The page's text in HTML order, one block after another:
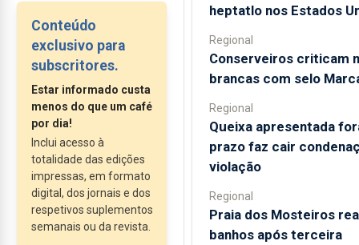
organização, como é
que a classificaria?
de visionários
portugueses que
acharam bem criar
uma organização que
desse uma voz mais
audível à comunidade
luz americana...
Conteúdo
exclusivo para
subscritores.
Estar informado custa
menos do que um café
por dia!
Inclui acesso à
totalidade das edições
impressas, em formato
digital, dos jornais e dos
respetivos suplementos
semanais ou da revista.
heptatlo nos Estados
Regional
Conserveiros criticam
brancas com selo
Regional
Queixa apresentada
prazo faz cair
violação
Regional
Praia dos Mosteiros
banhos após terceira